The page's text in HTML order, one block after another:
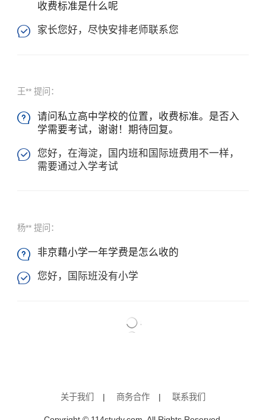
收费标准是什么呢
 家长您好，尽快安排老师联系您
王** 提问：

请问私立高中学校的位置，收费标准。是否入
学需要考试，谢谢！期待回复。

您好，在海淀，国内班和国际班费用不一样，
需要通过入学考试
杨** 提问：
 非京藉小学一年学费是怎么收的
 您好，国际班没有小学
关于我们 | 商务合作 | 联系我们